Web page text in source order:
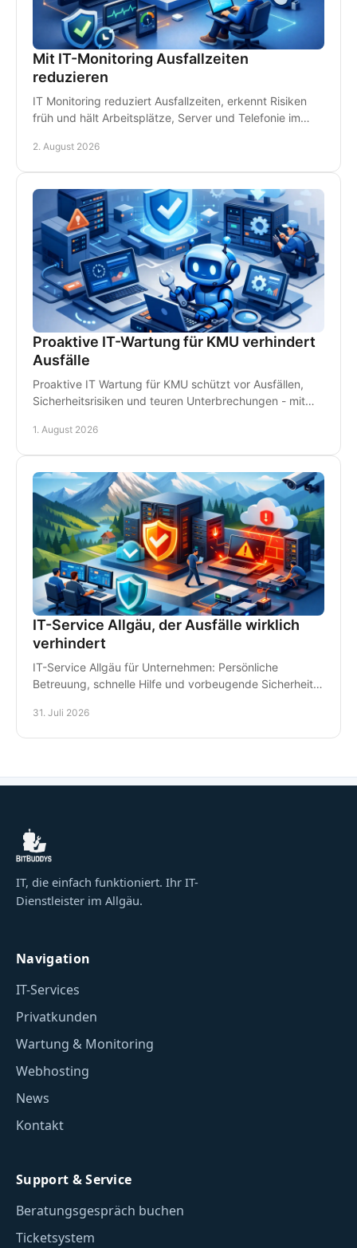
Mit IT-Monitoring Ausfallzeiten
reduzieren
IT Monitoring reduziert Ausfallzeiten, erkennt Risiken
früh und hält Arbeitsplätze, Server und Telefonie im
2. August 2026
Proaktive IT-Wartung für KMU verhindert
Ausfälle
Proaktive IT Wartung für KMU schützt vor Ausfällen,
Sicherheitsrisiken und teuren Unterbrechungen - mit
1. August 2026
IT-Service Allgäu, der Ausfälle wirklich
verhindert
IT-Service Allgäu für Unternehmen: Persönliche
Betreuung, schnelle Hilfe und vorbeugende Sicherheit
31. Juli 2026
IT, die einfach funktioniert. Ihr IT-
Dienstleister im Allgäu.
Navigation
IT-Services
Privatkunden
Wartung & Monitoring
Webhosting
News
Kontakt
Support & Service
Beratungsgespräch buchen
Ticketsystem